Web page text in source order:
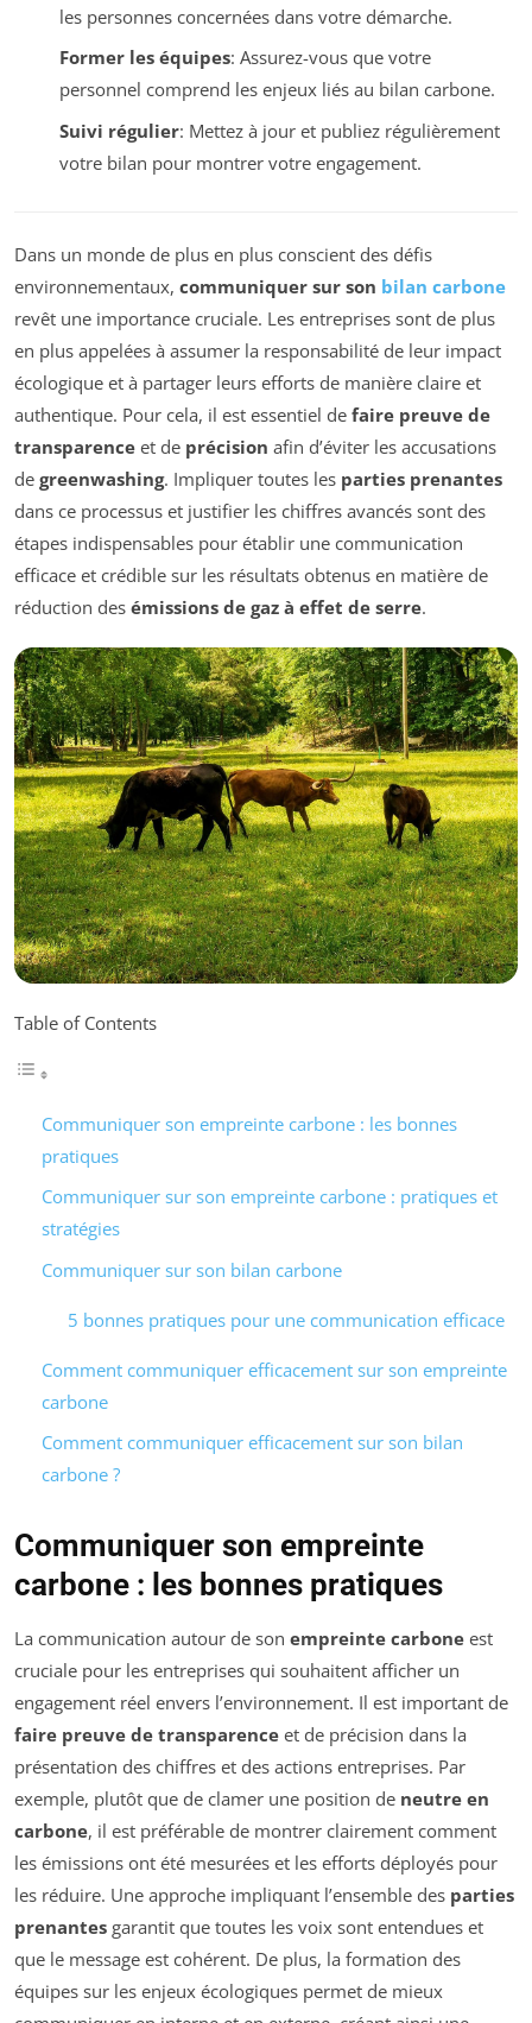
les personnes concernées dans votre démarche.
Former les équipes: Assurez-vous que votre
personnel comprend les enjeux liés au bilan carbone.
Suivi régulier: Mettez à jour et publiez régulièrement
votre bilan pour montrer votre engagement.
Dans un monde de plus en plus conscient des défis
environnementaux, communiquer sur son bilan carbone
revêt une importance cruciale. Les entreprises sont de plus
en plus appelées à assumer la responsabilité de leur impact
écologique et à partager leurs efforts de manière claire et
authentique. Pour cela, il est essentiel de faire preuve de
transparence et de précision afin d’éviter les accusations
de greenwashing. Impliquer toutes les parties prenantes
dans ce processus et justifier les chiffres avancés sont des
étapes indispensables pour établir une communication
efficace et crédible sur les résultats obtenus en matière de
réduction des émissions de gaz à effet de serre.
Table of Contents
Communiquer son empreinte carbone : les bonnes
pratiques
Communiquer sur son empreinte carbone : pratiques et
stratégies
Communiquer sur son bilan carbone
5 bonnes pratiques pour une communication efficace
Comment communiquer efficacement sur son empreinte
carbone
Comment communiquer efficacement sur son bilan
carbone ?
Communiquer son empreinte
carbone : les bonnes pratiques
La communication autour de son empreinte carbone est
cruciale pour les entreprises qui souhaitent afficher un
engagement réel envers l’environnement. Il est important de
faire preuve de transparence et de précision dans la
présentation des chiffres et des actions entreprises. Par
exemple, plutôt que de clamer une position de neutre en
carbone, il est préférable de montrer clairement comment
les émissions ont été mesurées et les efforts déployés pour
les réduire. Une approche impliquant l’ensemble des parties
prenantes garantit que toutes les voix sont entendues et
que le message est cohérent. De plus, la formation des
équipes sur les enjeux écologiques permet de mieux